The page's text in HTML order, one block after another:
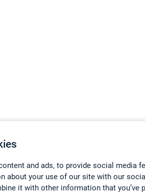
and ads, to provide social media
about your use of our site with our
it with other information that you’ve